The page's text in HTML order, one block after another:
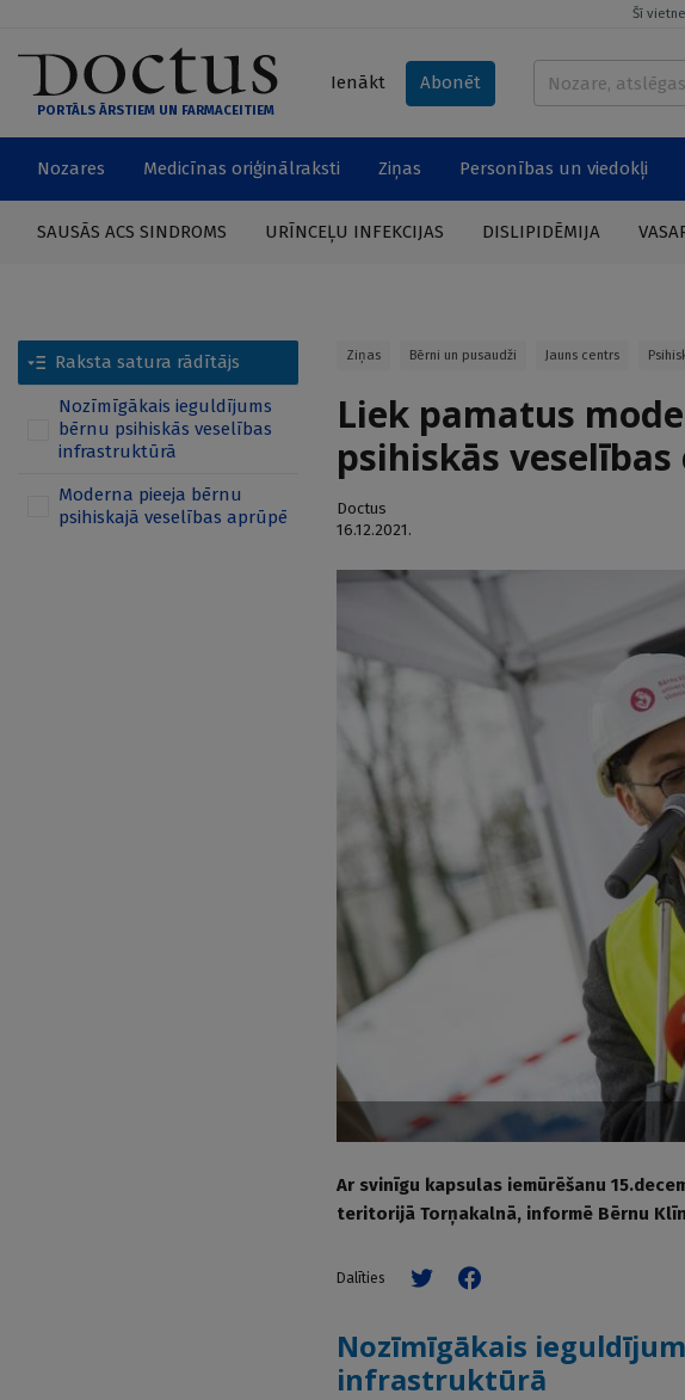
Šī
PORTĀLS ĀRSTIEM UN FARMACEITIEM
Ienākt Abonēt
Nozares Medicīnas oriģinālraksti Ziņas Personības un viedokļi
SAUSĀS ACS SINDROMS URĪNCEĻU INFEKCIJAS DISLIPIDĒMIJA
Raksta satura rādītājs
Nozīmīgākais ieguldījums
bērnu psihiskās veselības
infrastruktūrā
Moderna pieeja bērnu
psihiskajā veselības aprūpē
Ziņas Bērni un pusaudži Jauns centrs
Liek pamatus
psihiskās
Doctus
16.12.2021.
Ar svinīgu kapsulas iemūrēšanu
teritorijā Torņakalnā, informē Bērnu
Dalīties
Nozīmīgākais
infrastruktūrā